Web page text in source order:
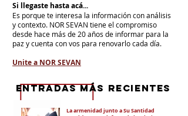
Si llegaste hasta acá...
Es porque te interesa la información con análisis
y contexto. NOR SEVAN tiene el compromiso
desde hace más de 20 años de informar para la
paz y cuenta con vos para renovarlo cada día.
Unite a NOR SEVAN
La armenidad junto a Su Santidad
eNTRADAS MÁS RECIENTES